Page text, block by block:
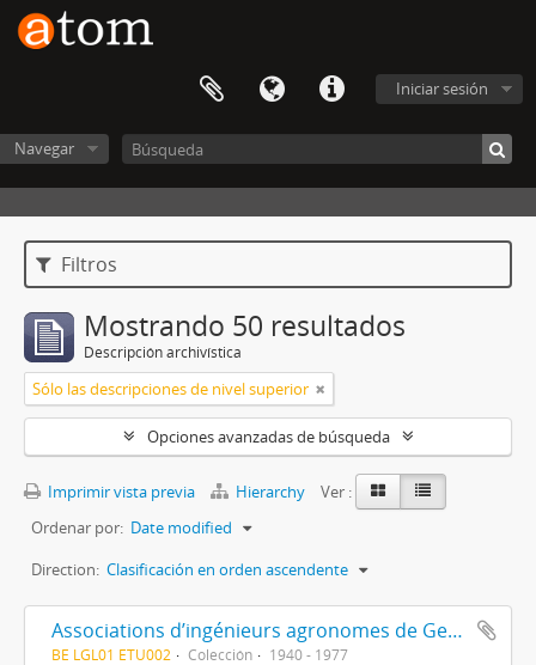
Iniciar sesión
Navegar
Filtros
Mostrando 50 resultados
Descripción archivística
Sólo las descripciones de nivel superior
Opciones avanzadas de búsqueda
Imprimir vista previa Hierarchy
Ver :
Ordenar por: Date modified
Direction: Clasificación en orden ascendente
Associations d’ingénieurs agronomes de Gembloux
BE LGL01 ETU002 Colección 1940 - 1977